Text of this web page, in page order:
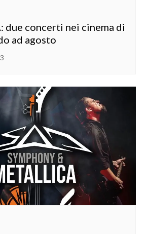
due concerti nei cinema di
ad agosto